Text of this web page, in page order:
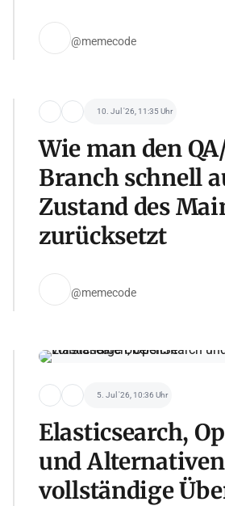
@memecode
10. Jul '26, 11:35 Uhr
Wie man den
Branch schnell
Zustand des
zurücksetzt
@memecode
5. Jul '26, 10:36 Uhr
Elasticsearch,
und
vollständige